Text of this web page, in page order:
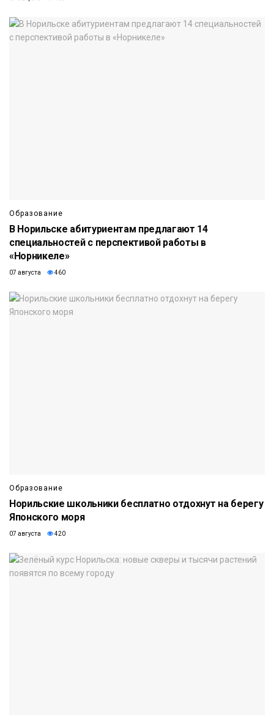
Образование
В Норильске абитуриентам предлагают 14
специальностей с перспективой работы в
«Норникеле»
07 августа 460
Образование
Норильские школьники бесплатно отдохнут на берегу
Японского моря
07 августа 420